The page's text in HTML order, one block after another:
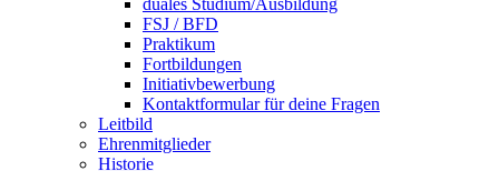
FSJ / BFD
Praktikum
Fortbildungen
Initiativbewerbung
Kontaktformular für deine Fragen
Leitbild
Ehrenmitglieder
Historie